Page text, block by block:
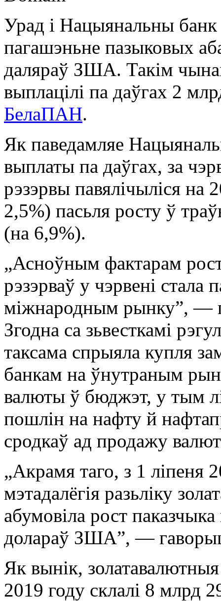
Урад і Нацыянальны банк
пагашэньне пазыковых
даляраў ЗША. Такім
выплацілі па даўгах 2
БелaПАН.
Як паведамляе
выплаты па даўгах, за
рэзэрвы павялічыліся
2,5%) пасьля росту ў
(на 6,9%).
„Асноўным фактарам
рэзэрваў у чэрвені
міжнародным рынку”, —
Згодна са зьвесткамі
таксама спрыяла купля
банкам на ўнутраным
валюты ў бюджэт, у тым
пошлін на нафту й
сродкаў ад продажу
„Акрамя таго, з 1 ліпеня
мэтадалёгія разьліку
абумовіла рост
долараў ЗША”, —
Як вынік,
2019 году склалі 8 млрд